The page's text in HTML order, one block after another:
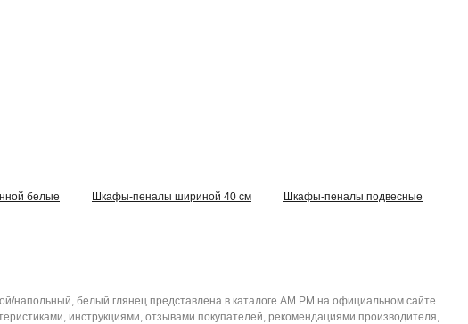
белые Шкафы-пеналы шириной 40 см Шкафы-пеналы подвесные
белый глянец представлена в каталоге AM.PM на официальном сайте
инструкциями, отзывами покупателей, рекомендациями производителя,